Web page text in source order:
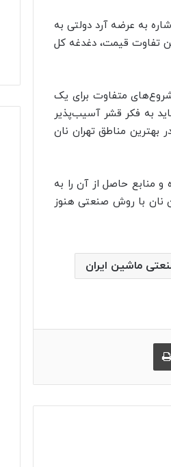
به عرضه آرد دولتی به
تفاوت قیمت، دغدغه کل
متفاوت برای یک
به فکر قشر آسیب‌پذیر
بهترین مناطق تهران نان
منابع حاصل از آن را به
نان با روش صنعتی هنوز
ماشین ایران